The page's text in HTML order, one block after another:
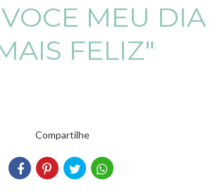
MEU DIA
FELIZ"
Compartilhe